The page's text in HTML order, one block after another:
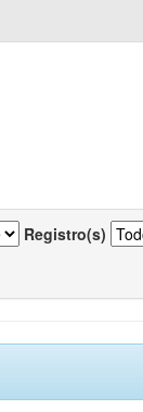
Registro(s)